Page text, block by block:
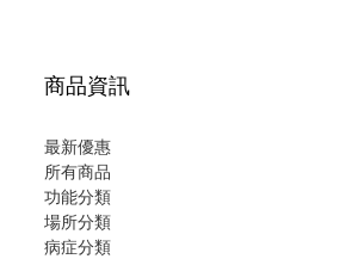
商品資訊
最新優惠
所有商品
功能分類
場所分類
病症分類